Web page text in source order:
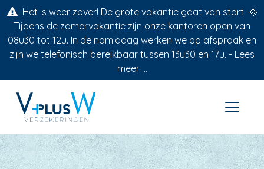
Het is weer zover! De grote vakantie gaat van start. 🌞
Tijdens de zomervakantie zijn onze kantoren open van
08u30 tot 12u. In de namiddag werken we op afspraak en
zijn we telefonisch bereikbaar tussen 13u30 en 17u. - Lees
meer ...